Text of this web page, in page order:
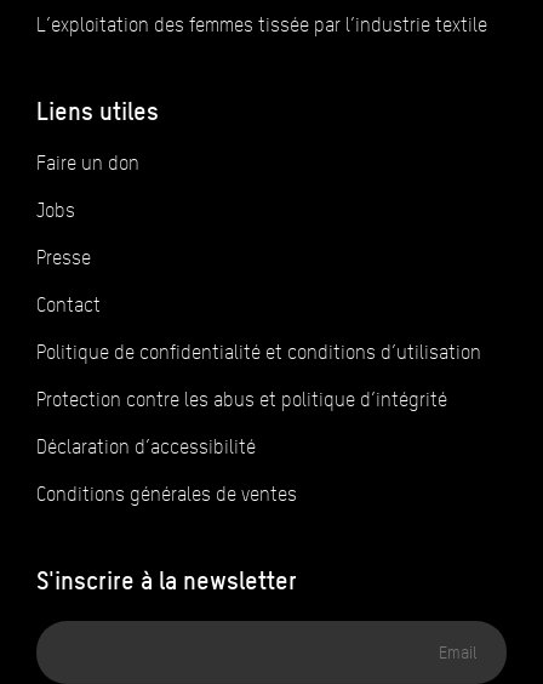
L’exploitation des femmes tissée par l’industrie textile
Liens utiles
Faire un don
Jobs
Presse
Contact
Politique de confidentialité et conditions d’utilisation
Protection contre les abus et politique d’intégrité
Déclaration d’accessibilité
Conditions générales de ventes
S'inscrire à la newsletter
Adresse
email